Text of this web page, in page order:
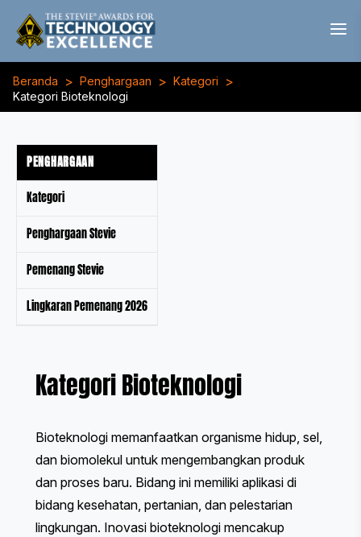
Beranda > Penghargaan > Kategori >
Kategori Bioteknologi
PENGHARGAAN
Kategori
Penghargaan Stevie
Pemenang Stevie
Lingkaran Pemenang 2026
Kategori Bioteknologi
Bioteknologi memanfaatkan organisme hidup, sel,
dan biomolekul untuk mengembangkan produk
dan proses baru. Bidang ini memiliki aplikasi di
bidang kesehatan, pertanian, dan pelestarian
lingkungan. Inovasi bioteknologi mencakup